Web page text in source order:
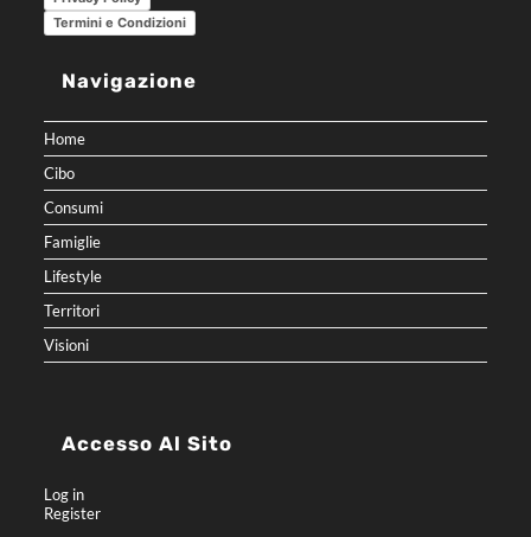
Termini e Condizioni
Navigazione
Home
Cibo
Consumi
Famiglie
Lifestyle
Territori
Visioni
Accesso Al Sito
Log in
Register